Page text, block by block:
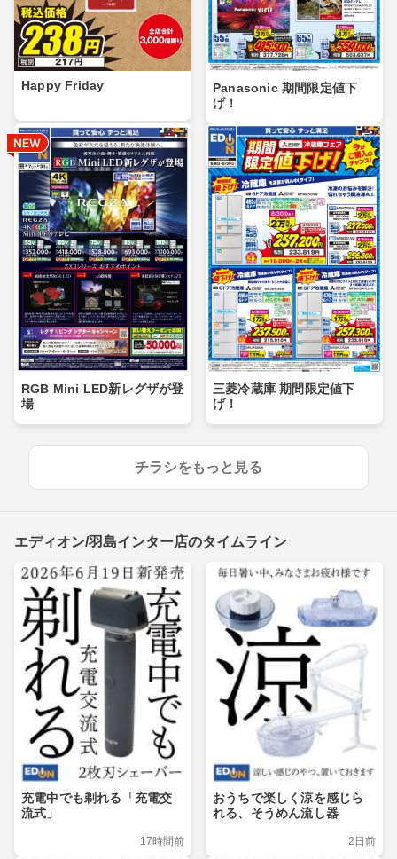
Happy Friday
Panasonic 期間限定値下
げ！
RGB Mini LED新レグザが登
場
三菱冷蔵庫 期間限定値下
げ！
チラシをもっと見る
エディオン/羽島インター店のタイムライン
充電中でも剃れる「充電交
流式」
17時間前
おうちで楽しく涼を感じら
れる、そうめん流し器
2日前